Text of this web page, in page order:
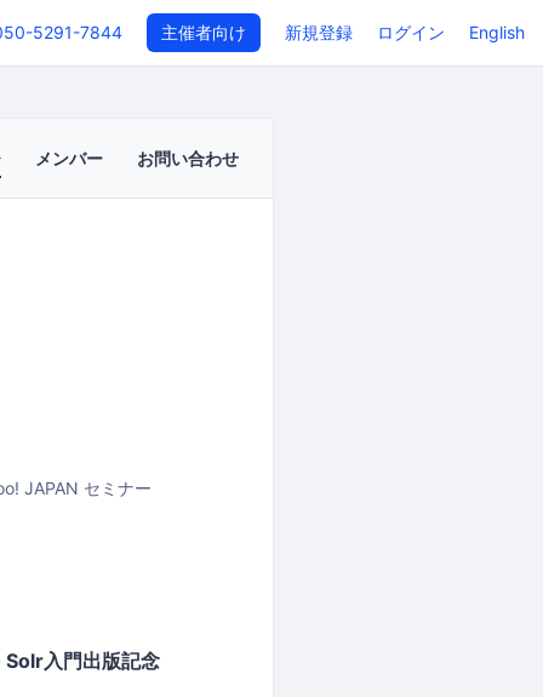
5291-7844 主催者向け 新規登録 ログイン English
メンバー お問い合わせ
JAPAN セミナー
入門出版記念